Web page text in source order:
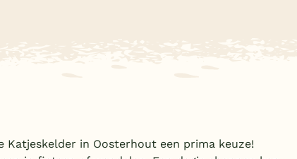
Katjeskelder in Oosterhout een prima keuze!